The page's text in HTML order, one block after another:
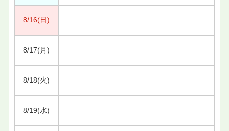
8/16(日)
8/17(月)
8/18(火)
8/19(水)